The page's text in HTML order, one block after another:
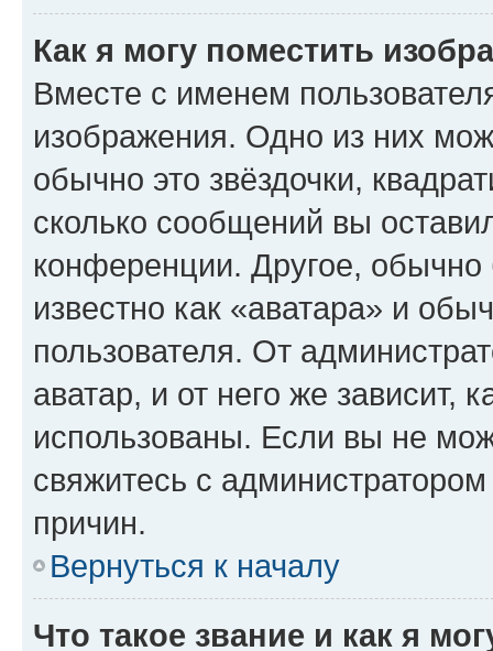
Как я могу поместить
Вместе с именем
изображения. Одно из них
обычно это звёздочки,
сколько сообщений вы
конференции. Другое,
известно как «аватара» и
пользователя. От
аватар, и от него же зависит,
использованы. Если вы не
свяжитесь с
причин.
Вернуться к началу
Что такое звание и как я